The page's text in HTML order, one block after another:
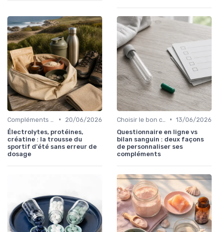
•
20/06/2026
Électrolytes, protéines,
créatine : la trousse du
sportif d'été sans erreur de
dosage
• 13/06/2026
Questionnaire en ligne vs
bilan sanguin : deux façons
de personnaliser ses
compléments